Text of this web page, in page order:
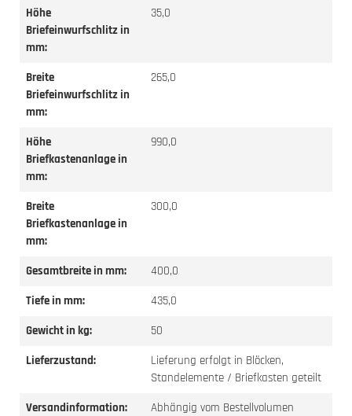
Höhe
Briefeinwurfschlitz in
mm:
35,0
Breite
Briefeinwurfschlitz in
mm:
265,0
Höhe
Briefkastenanlage in
mm:
990,0
Breite
Briefkastenanlage in
mm:
300,0
Gesamtbreite in mm:
400,0
Tiefe in mm:
435,0
Gewicht in kg:
50
Lieferzustand:
Lieferung erfolgt in Blöcken,
Standelemente / Briefkasten geteilt
Versandinformation:
Abhängig vom Bestellvolumen